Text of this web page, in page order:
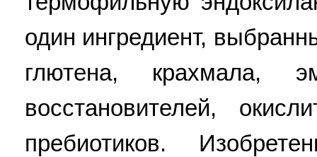
один ингредиент,
глютена, крахмала,
восстановителей,
пребиотиков.